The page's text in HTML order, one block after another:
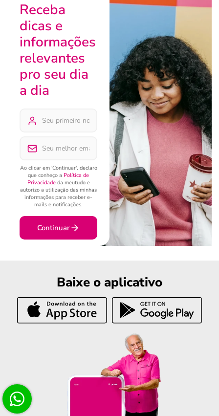
Receba
dicas e
informações
relevantes
pro seu dia
a dia
Ao clicar em 'Continuar', declaro
que conheço a Política de
Privacidadeda meutudo e
autorizo a utilização das minhas
informações para receber e-
mails e notificações.
Continuar
Baixe o aplicativo